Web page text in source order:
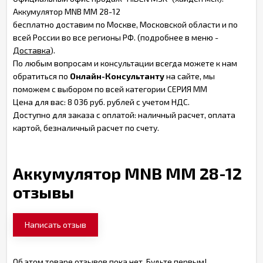
Аккумулятор MNB MM 28-12
бесплатно доставим по Москве, Московской области и по
всей России во все регионы РФ. (подробнее в меню -
Доставка).
По любым вопросам и консультации всегда можете к нам
обратиться по Онлайн-Консультантуна сайте, мы
поможем с выбором по всей категории СЕРИЯ MM
Цена для вас: 8 036 руб. рублей с учетом НДС.
Доступно для заказа с оплатой: наличный расчет, оплата
картой, безналичный расчет по счету.
Аккумулятор MNB MM 28-12
отзывы
Написать отзыв